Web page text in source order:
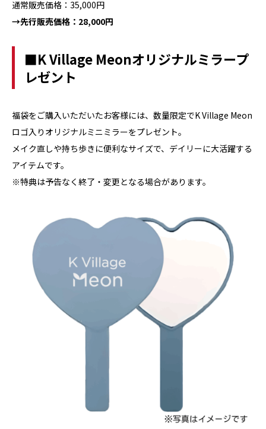
通常販売価格：35,000円
→先行販売価格：28,000円
■K Village Meonオリジナルミラープ
レゼント
福袋をご購入いただいたお客様には、数量限定でK Village Meon
ロゴ入りオリジナルミニミラーをプレゼント。
メイク直しや持ち歩きに便利なサイズで、デイリーに大活躍する
アイテムです。
※特典は予告なく終了・変更となる場合があります。